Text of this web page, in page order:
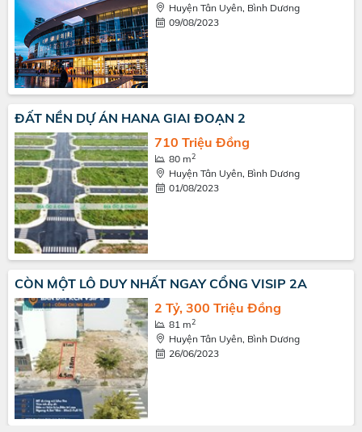
Huyện Tân Uyên, Bình Dương
09/08/2023
ĐẤT NỀN DỰ ÁN HANA GIAI ĐOẠN 2
710 Triệu Đồng
80 m2
Huyện Tân Uyên, Bình Dương
01/08/2023
CÒN MỘT LÔ DUY NHẤT NGAY CỔNG VISIP 2A
2 Tỷ, 300 Triệu Đồng
81 m2
Huyện Tân Uyên, Bình Dương
26/06/2023